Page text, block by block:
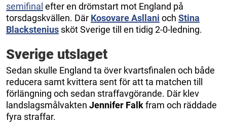
semifinal efter en drömstart mot England på
torsdagskvällen. Där Kosovare Asllani och Stina
Blackstenius sköt Sverige till en tidig 2-0-ledning.
Sverige utslaget
Sedan skulle England ta över kvartsfinalen och både
reducera samt kvittera sent för att ta matchen till
förlängning och sedan straffavgörande. Där klev
landslagsmålvakten Jennifer Falkfram och räddade
fyra straffar.